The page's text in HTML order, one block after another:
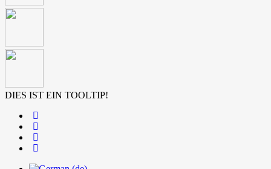
DIES IST EIN TOOLTIP!